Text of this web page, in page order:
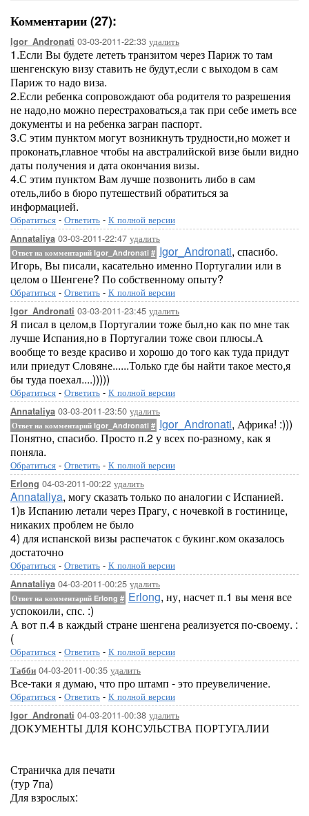
Комментарии (27):
Igor_Andronati 03-03-2011-22:33 удалить
1.Если Вы будете лететь транзитом через Париж то там
шенгенскую визу ставить не будут,если с выходом в сам
Париж то надо виза.
2.Если ребенка сопровождают оба родителя то разрешения
не надо,но можно перестраховаться,а так при себе иметь все
документы и на ребенка загран паспорт.
3.С этим пунктом могут возникнуть трудности,но может и
проконать,главное чтобы на австралийской визе были видно
даты получения и дата окончания визы.
4.С этим пунктом Вам лучше позвонить либо в сам
отель,либо в бюро путешествий обратиться за
информацией.
Обратиться - Ответить - К полной версии
Annataliya 03-03-2011-22:47 удалить
Ответ на комментарий Igor_Andronati # Igor_Andronati, спасибо.
Игорь, Вы писали, касательно именно Португалии или в
целом о Шенгене? По собственному опыту?
Обратиться - Ответить - К полной версии
Igor_Andronati 03-03-2011-23:45 удалить
Я писал в целом,в Португалии тоже был,но как по мне так
лучше Испания,но в Португалии тоже свои плюсы.А
вообще то везде красиво и хорошо до того как туда придут
или приедут Словяне......Только где бы найти такое место,я
бы туда поехал....)))))
Обратиться - Ответить - К полной версии
Annataliya 03-03-2011-23:50 удалить
Ответ на комментарий Igor_Andronati # Igor_Andronati, Африка! :)))
Понятно, спасибо. Просто п.2 у всех по-разному, как я
поняла.
Обратиться - Ответить - К полной версии
Erlong 04-03-2011-00:22 удалить
Annataliya, могу сказать только по аналогии с Испанией.
1)в Испанию летали через Прагу, с ночевкой в гостинице,
никаких проблем не было
4) для испанской визы распечаток с букинг.ком оказалось
достаточно
Обратиться - Ответить - К полной версии
Annataliya 04-03-2011-00:25 удалить
Ответ на комментарий Erlong # Erlong, ну, насчет п.1 вы меня все
успокоили, спс. :)
А вот п.4 в каждый стране шенгена реализуется по-своему. :
(
Обратиться - Ответить - К полной версии
Табби 04-03-2011-00:35 удалить
Все-таки я думаю, что про штамп - это преувеличение.
Обратиться - Ответить - К полной версии
Igor_Andronati 04-03-2011-00:38 удалить
ДОКУМЕНТЫ ДЛЯ КОНСУЛЬСТВА ПОРТУГАЛИИ
Страничка для печати
(тур 7па)
Для взрослых: